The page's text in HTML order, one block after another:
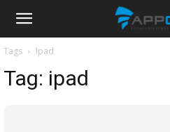
Appota
News
Tags Ipad
Tag: ipad